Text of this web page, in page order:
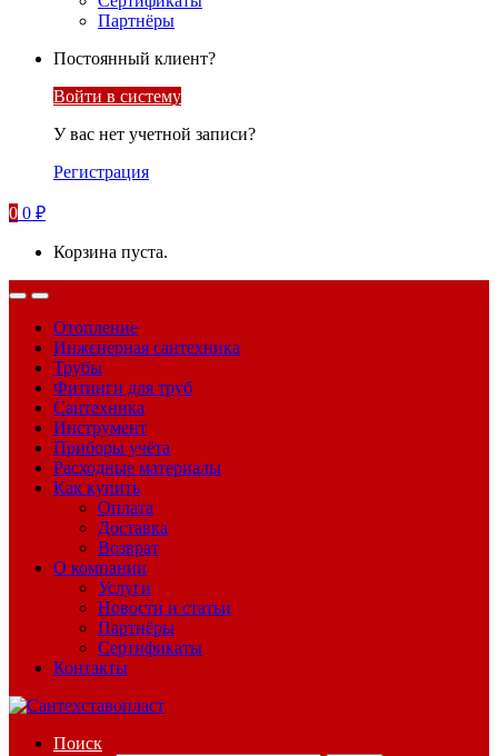
Партнёры
Постоянный клиент?
Войти в систему
У вас нет учетной записи?
Регистрация
0 0 ₽
Корзина пуста.
Отопление
Инженерная сантехника
Трубы
Фитинги для труб
Сантехника
Инструмент
Приборы учёта
Расходные материалы
Как купить
Оплата
Доставка
Возврат
О компании
Услуги
Новости и статьи
Партнёры
Сертификаты
Контакты
Поиск